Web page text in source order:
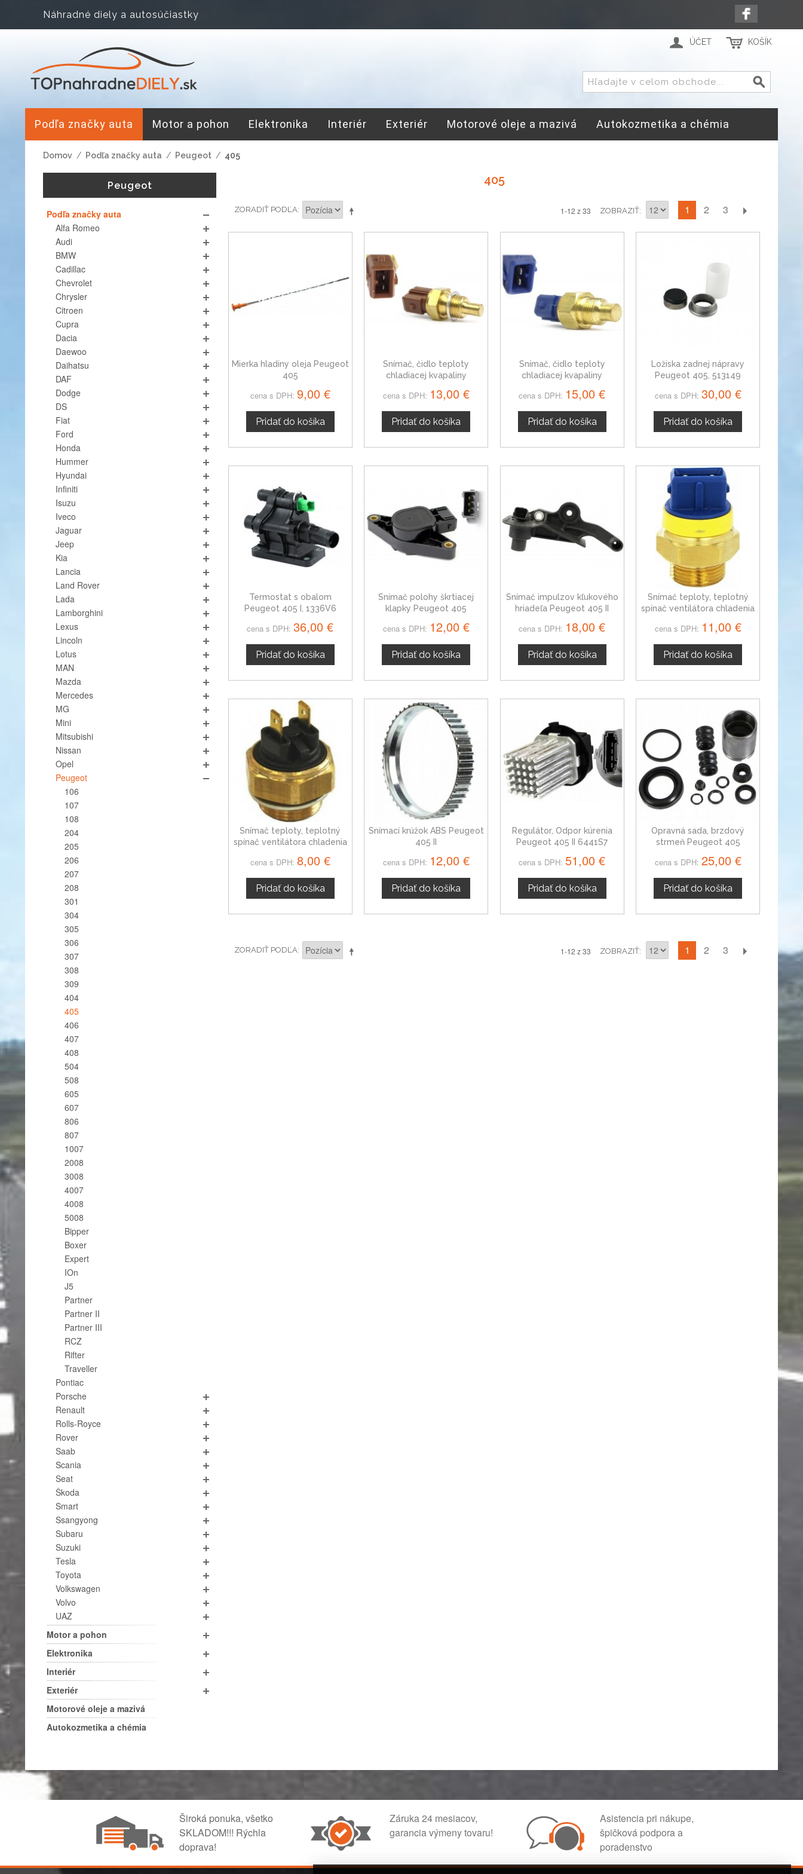
Náhradné diely a autosúčiastky
ÚČET KOŠÍK
Podľa značky auta Motor a pohon Elektronika Interiér Exteriér Motorové oleje a mazivá Autokozmetika a chémia
Domov / Podľa značky auta / Peugeot / 405
405
ZORADIŤ PODĽA 1-12 z 33 ZOBRAZIŤ 1 2 3
Mierka hladiny oleja Peugeot
405
cena s DPH: 9,00 €
Pridať do košíka
Snímač, čidlo teploty
chladiacej kvapaliny
cena s DPH: 13,00 €
Pridať do košíka
Snímač, čidlo teploty
chladiacej kvapaliny
cena s DPH: 15,00 €
Pridať do košíka
Ložiska zadnej nápravy
Peugeot 405, 513149
cena s DPH: 30,00 €
Pridať do košíka
Termostat s obalom
Peugeot 405 I, 1336V6
cena s DPH: 36,00 €
Pridať do košíka
Snímač polohy škrtiacej
klapky Peugeot 405
cena s DPH: 12,00 €
Pridať do košíka
Snímač impulzov kľukového
hriadeľa Peugeot 405 II
cena s DPH: 18,00 €
Pridať do košíka
Snímač teploty, teplotný
spínač ventilátora chladenia
cena s DPH: 11,00 €
Pridať do košíka
Snímač teploty, teplotný
spínač ventilátora chladenia
cena s DPH: 8,00 €
Pridať do košíka
Snímací krúžok ABS Peugeot
405 II
cena s DPH: 12,00 €
Pridať do košíka
Regulátor, Odpor kúrenia
Peugeot 405 II 6441S7
cena s DPH: 51,00 €
Pridať do košíka
Opravná sada, brzdový
strmeň Peugeot 405
cena s DPH: 25,00 €
Pridať do košíka
ZORADIŤ PODĽA 1-12 z 33 ZOBRAZIŤ 1 2 3
Peugeot
Podľa značky auta
Alfa Romeo
Audi
BMW
Cadillac
Chevrolet
Chrysler
Citroen
Cupra
Dacia
Daewoo
Daihatsu
DAF
Dodge
DS
Fiat
Ford
Honda
Hummer
Hyundai
Infiniti
Isuzu
Iveco
Jaguar
Jeep
Kia
Lancia
Land Rover
Lada
Lamborghini
Lexus
Lincoln
Lotus
MAN
Mazda
Mercedes
MG
Mini
Mitsubishi
Nissan
Opel
Peugeot
106
107
108
204
205
206
207
208
301
304
305
306
307
308
309
404
405
406
407
408
504
508
605
607
806
807
1007
2008
3008
4007
4008
5008
Bipper
Boxer
Expert
IOn
J5
Partner
Partner II
Partner III
RCZ
Rifter
Traveller
Pontiac
Porsche
Renault
Rolls-Royce
Rover
Saab
Scania
Seat
Škoda
Smart
Ssangyong
Subaru
Suzuki
Tesla
Toyota
Volkswagen
Volvo
UAZ
Motor a pohon
Elektronika
Interiér
Exteriér
Motorové oleje a mazivá
Autokozmetika a chémia
Široká ponuka, všetko
SKLADOM!!! Rýchla
doprava!
Záruka 24 mesiacov,
garancia výmeny tovaru!
Asistencia pri nákupe,
špičková podpora a
poradenstvo